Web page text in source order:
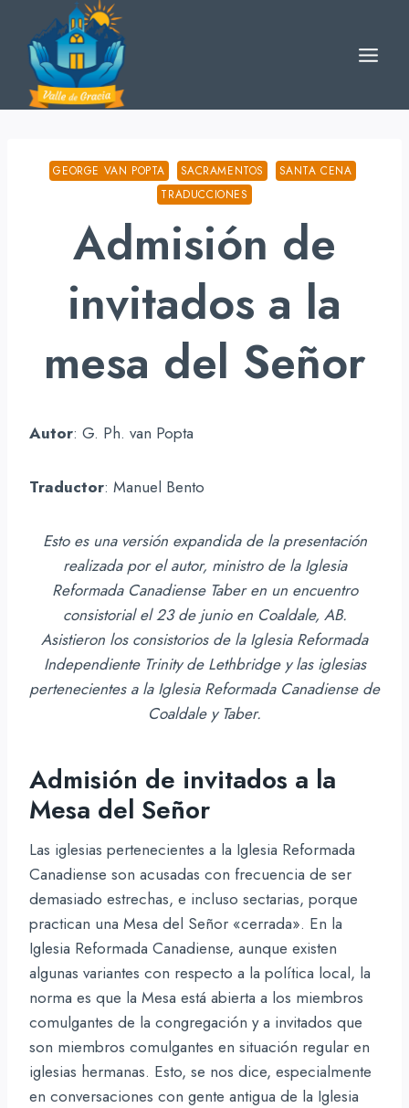
content
GEORGE VAN POPTA SACRAMENTOS
SANTA CENA
TRADUCCIONES
Admisión de
invitados a la
mesa del Señor
Autor: G. Ph. van Popta
Traductor: Manuel Bento
Esto es una versión expandida de la presentación
realizada por el autor, ministro de la Iglesia
Reformada Canadiense Taber en un encuentro
consistorial el 23 de junio en Coaldale, AB.
Asistieron los consistorios de la Iglesia Reformada
Independiente Trinity de Lethbridge y las iglesias
pertenecientes a la Iglesia Reformada Canadiense de
Coaldale y Taber.
Admisión de invitados a la
Mesa del Señor
Las iglesias pertenecientes a la Iglesia Reformada
Canadiense son acusadas con frecuencia de ser
demasiado estrechas, e incluso sectarias, porque
practican una Mesa del Señor «cerrada». En la
Iglesia Reformada Canadiense, aunque existen
algunas variantes con respecto a la política local, la
norma es que la Mesa está abierta a los miembros
comulgantes de la congregación y a invitados que
son miembros comulgantes en situación regular en
iglesias hermanas. Esto, se nos dice, especialmente
en conversaciones con gente antigua de la Iglesia